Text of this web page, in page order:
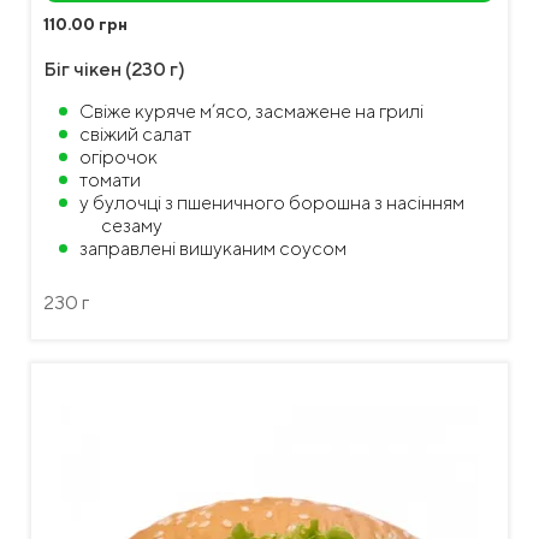
110.00 грн
Біг чікен (230 г)
Свіже куряче м’ясо, засмажене на грилі
свіжий салат
огірочок
томати
у булочці з пшеничного борошна з насінням
сезаму
заправлені вишуканим соусом
230 г